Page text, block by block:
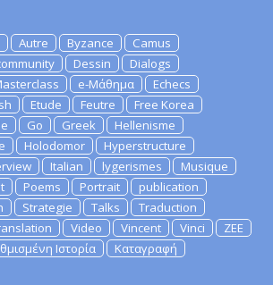
Autre Byzance
Camus
Dessin
Dialogs
e-Μάθημα
Echecs
Etude Feutre
Free Korea
Go Greek
Hellenisme
Holodomor
Hyperstructure
Italian lygerismes
Musique
Poems Portrait
publication
Strategie Talks
Traduction
Video Vincent Vinci
ZEE
Ιστορία Καταγραφή